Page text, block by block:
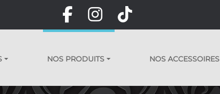
NOS PRODUITS NOS ACCESSOIRES